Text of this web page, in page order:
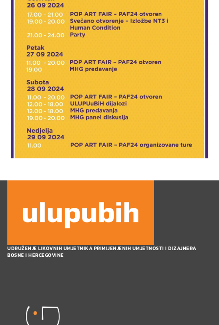
UDRUŽENJE LIKOVNIH UMJETNIKA PRIMIJENJENIH UMJETNOSTI I DIZAJNERA
BOSNE I HERCEGOVINE